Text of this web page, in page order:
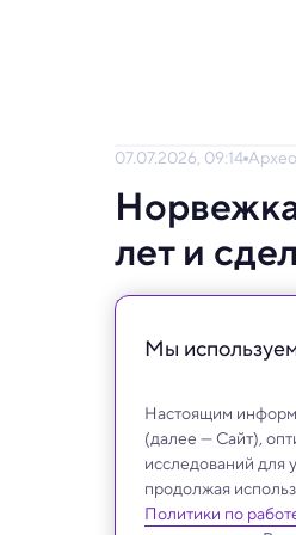
07.07.2026, 09:14
лет и
Идеально
фьордов.
Мы
Настоящим
(далее — Сайт),
исследований для
продолжая
Политики по